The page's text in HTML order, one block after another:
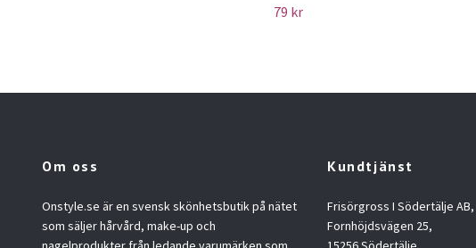
79 kr
Om oss
Onstyle.se är en svensk skönhetsbutik på nätet
som säljer hårvård, make-up och
Kundtjänst
Frisörgross I Södertälje AB,
Fornhöjdsvägen 25,